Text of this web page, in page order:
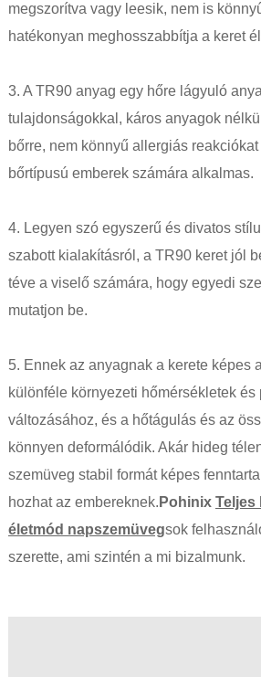
megszorítva vagy leesik, nem is
hatékonyan meghosszabbítja a keret
3. A TR90 anyag egy hőre lágyuló
tulajdonságokkal, káros anyagok
bőrre, nem könnyű allergiás
bőrtípusú emberek számára alkalmas.
4. Legyen szó egyszerű és divatos
szabott kialakításról, a TR90 keret jól
téve a viselő számára, hogy egyedi
mutatjon be.
5. Ennek az anyagnak a kerete képes
különféle környezeti hőmérsékletek és
változásához, és a hőtágulás és az
könnyen deformálódik. Akár hideg
szemüveg stabil formát képes
hozhat az embereknek. Pohinix Teljes
életmód napszemüvegsok
szerette, ami szintén a mi bizalmunk.